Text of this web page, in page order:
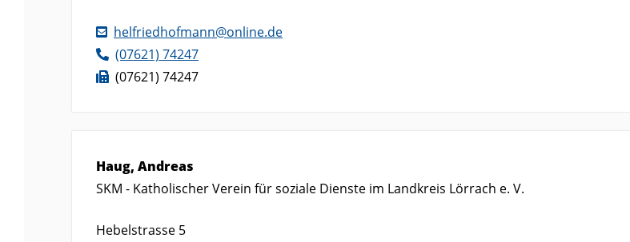
helfriedhofmann@online.de
(07621) 74247
(07621) 74247
Haug, Andreas
SKM - Katholischer Verein für soziale Dienste im Landkreis Lörrach e. V.
Hebelstrasse 5